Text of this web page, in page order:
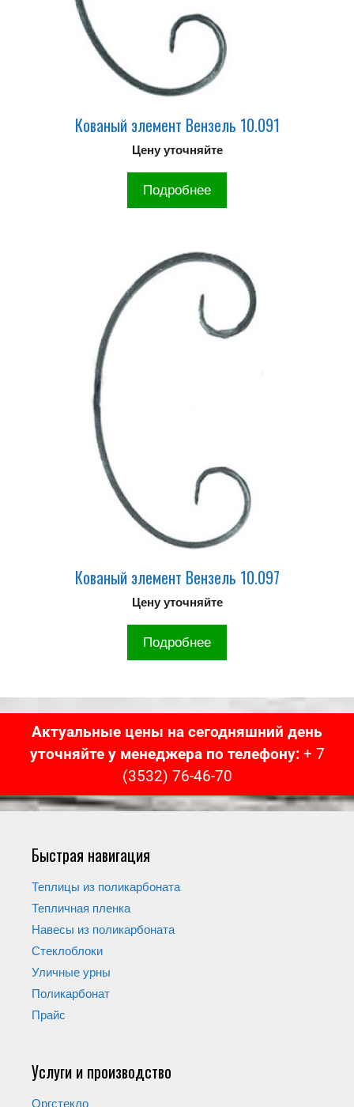
Кованый элемент Вензель 10.091
Цену уточняйте
Подробнее
Кованый элемент Вензель 10.097
Цену уточняйте
Подробнее
Актуальные цены на сегодняшний день
уточняйте у менеджера по телефону: + 7
(3532) 76-46-70
Быстрая навигация
Теплицы из поликарбоната
Тепличная пленка
Навесы из поликарбоната
Стеклоблоки
Уличные урны
Поликарбонат
Прайс
Услуги и производство
Оргстекло